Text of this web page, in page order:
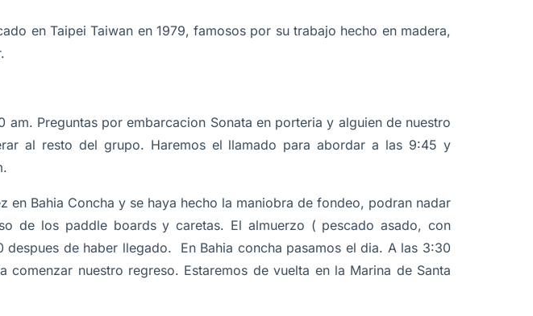
en Taipei Taiwan en 1979, famosos por su trabajo hecho en madera,
Preguntas por embarcacion Sonata en porteria y alguien de nuestro
al resto del grupo. Haremos el llamado para abordar a las 9:45 y
en Bahia Concha y se haya hecho la maniobra de fondeo, podran nadar
de los paddle boards y caretas. El almuerzo ( pescado asado, con
de haber llegado. En Bahia concha pasamos el dia. A las 3:30
nuestro regreso. Estaremos de vuelta en la Marina de Santa